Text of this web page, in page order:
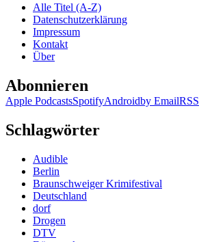
Alle Titel (A-Z)
Datenschutzerklärung
Impressum
Kontakt
Über
Abonnieren
Apple PodcastsSpotifyAndroidby EmailRSS
Schlagwörter
Audible
Berlin
Braunschweiger Krimifestival
Deutschland
dorf
Drogen
DTV